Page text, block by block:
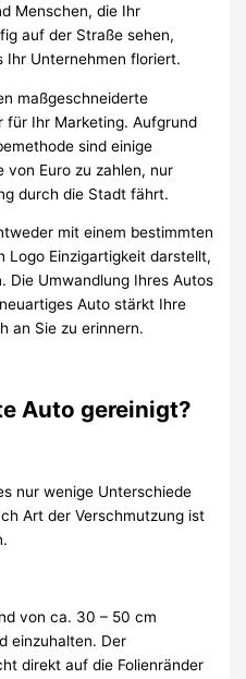
Menschen, die Ihr
auf der Straße sehen,
Ihr Unternehmen floriert.
maßgeschneiderte
für Ihr Marketing. Aufgrund
sind einige
von Euro zu zahlen, nur
durch die Stadt fährt.
mit einem bestimmten
Logo Einzigartigkeit darstellt,
Die Umwandlung Ihres Autos
Auto stärkt Ihre
an Sie zu erinnern.
Auto gereinigt?
nur wenige Unterschiede
Art der Verschmutzung ist
von ca. 30 – 50 cm
einzuhalten. Der
direkt auf die Folienränder